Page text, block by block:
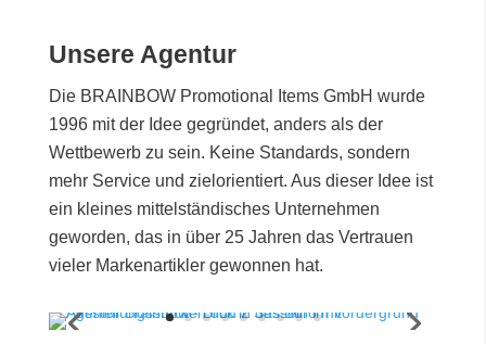
Unsere Agentur
Die BRAINBOW Promotional Items GmbH wurde
1996 mit der Idee gegründet, anders als der
Wettbewerb zu sein. Keine Standards, sondern
mehr Service und zielorientiert. Aus dieser Idee ist
ein kleines mittelständisches Unternehmen
geworden, das in über 25 Jahren das Vertrauen
vieler Markenartikler gewonnen hat.